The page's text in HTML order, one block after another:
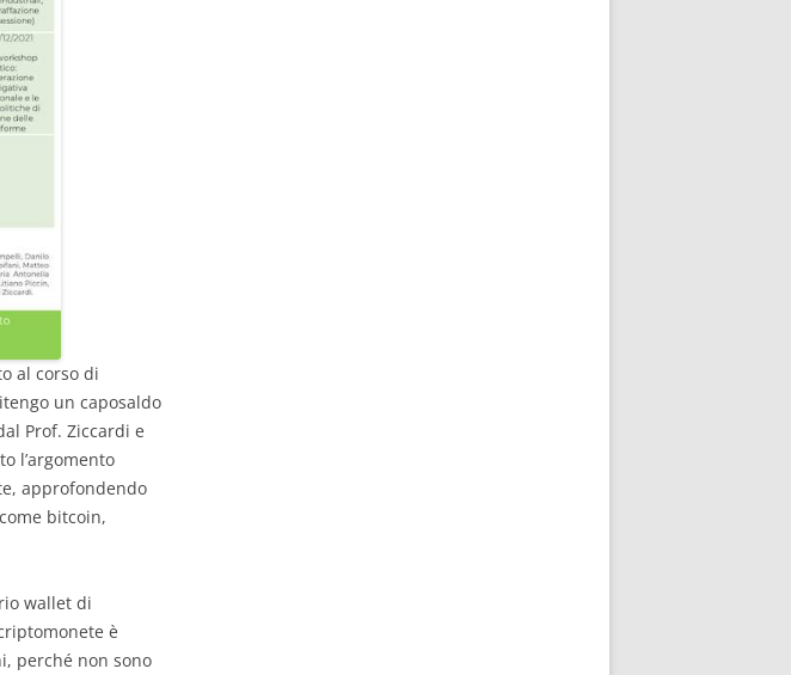
al corso di
un caposaldo
Prof. Ziccardi e
l’argomento
approfondendo
bitcoin,
wallet di
è
perché non sono